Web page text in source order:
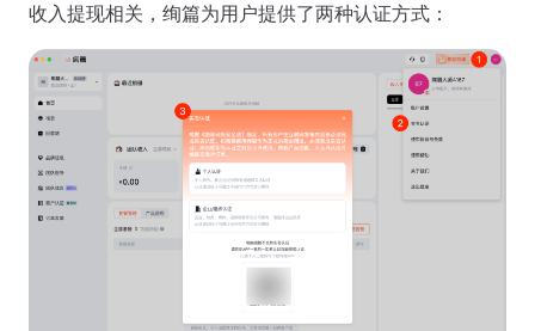
收入提现相关，绚篇为用户提供了两种认证方式：